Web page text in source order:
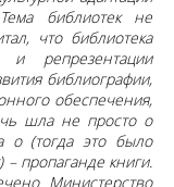
библиотек не
что библиотека
репрезентации
библиографии,
обеспечения,
шла не просто о
о (тогда это было
пропаганде книги.
Министерство